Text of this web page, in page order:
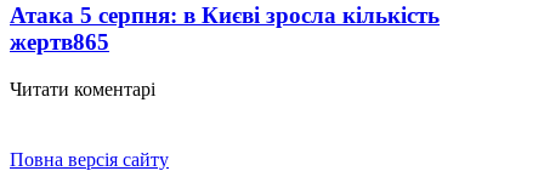
Атака 5 серпня: в Києві зросла кількість
жертв865
Читати коментарі
Повна версія сайту